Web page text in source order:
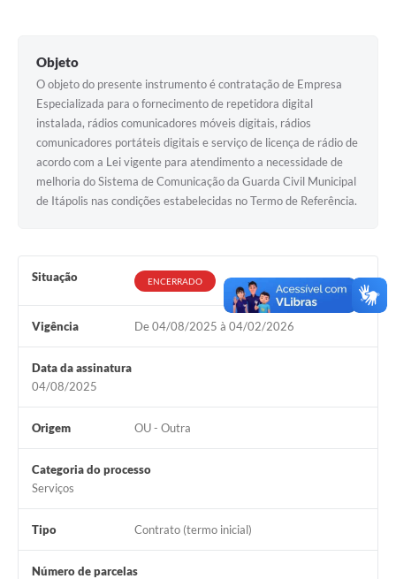
Água de Qualidade
Gasoduto (Gás Natural)
Bairros Rurais
Galeria de Fotos
Audiências Públicas
Carta de Serviços
Notícias
Turismo
Galeria de Vídeos
Projetos
Contas Públicas
Objeto
O objeto do presente instrumento é contratação de Empresa
Especializada para o fornecimento de repetidora digital
instalada, rádios comunicadores móveis digitais, rádios
comunicadores portáteis digitais e serviço de licença de rádio de
acordo com a Lei vigente para atendimento a necessidade de
melhoria do Sistema de Comunicação da Guarda Civil Municipal
de Itápolis nas condições estabelecidas no Termo de Referência.
Situação ENCERRADO
Vigência De 04/08/2025 à 04/02/2026
Data da assinatura
04/08/2025
Origem OU - Outra
Categoria do processo
Serviços
Tipo Contrato (termo inicial)
Número de parcelas